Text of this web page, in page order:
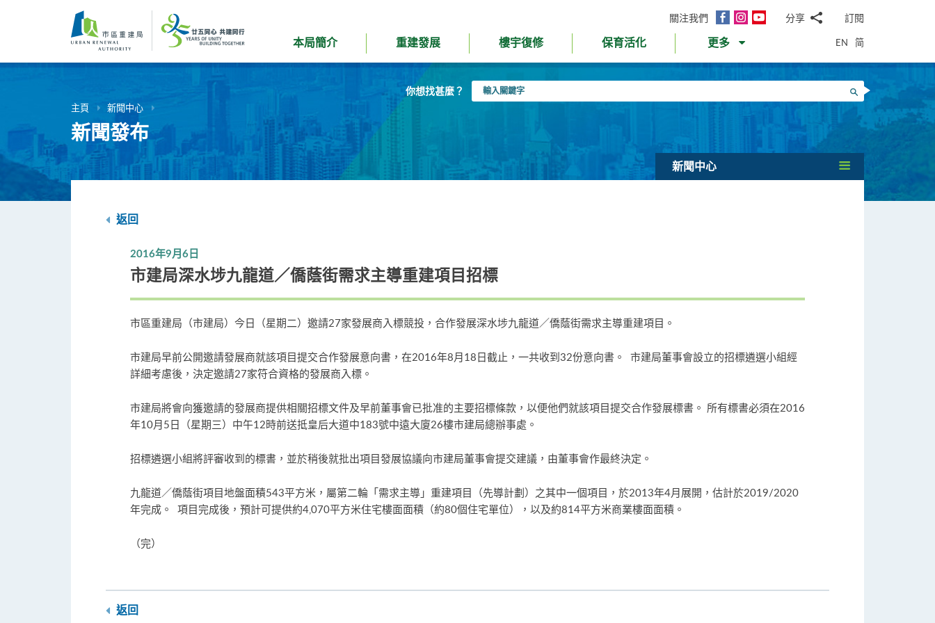
內
關注我們
面
InstagramYouTube分享
郵WhatsApp
微
信
面
書Twitter
LinkedIn
微
訂閱
本局簡介 重建發展 樓宇復修 保育活化 更多 EN 简
你想找甚麼？
入
搜尋
主頁 新聞中心
新聞發布
新聞中心
返回
2016年9月6日
市建局深水埗九龍道／僑蔭街需求主導重建項目招標
市區重建局（市建局）今日（星期二）邀請27家發展商入標競投，合作發展深水埗九龍道／僑蔭街需求主導重建項目。
市建局早前公開邀請發展商就該項目提交合作發展意向書，在2016年8月18日截止，一共收到32份意向書。 市建局董事會設立的招標遴選小組經
詳細考慮後，決定邀請27家符合資格的發展商入標。
市建局將會向獲邀請的發展商提供相關招標文件及早前董事會已批准的主要招標條款，以便他們就該項目提交合作發展標書。 所有標書必須在2016
年10月5日（星期三）中午12時前送抵皇后大道中183號中遠大廈26樓市建局總辦事處。
招標遴選小組將評審收到的標書，並於稍後就批出項目發展協議向市建局董事會提交建議，由董事會作最終決定。
九龍道／僑蔭街項目地盤面積543平方米，屬第二輪「需求主導」重建項目（先導計劃）之其中一個項目，於2013年4月展開，估計於2019/2020
年完成。 項目完成後，預計可提供約4,070平方米住宅樓面面積（約80個住宅單位），以及約814平方米商業樓面面積。
（完）
返回